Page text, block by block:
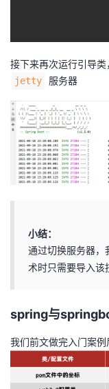
接下来再次运行引导
jetty 服务器
小结：
通过切换服务器，
术时只需要导入该
spring与
我们前文做完入门案